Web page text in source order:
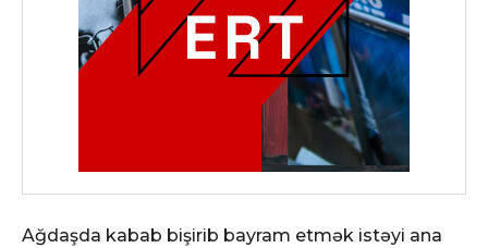
Ağdaşda kabab bişirib bayram etmək istəyi ana